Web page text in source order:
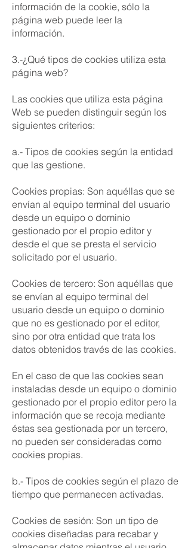
información de la cookie, sólo la
página web puede leer la
información.
3.-¿Qué tipos de cookies utiliza esta
página web?
Las cookies que utiliza esta página
Web se pueden distinguir según los
siguientes criterios:
a.- Tipos de cookies según la entidad
que las gestione.
Cookies propias: Son aquéllas que se
envían al equipo terminal del usuario
desde un equipo o dominio
gestionado por el propio editor y
desde el que se presta el servicio
solicitado por el usuario.
Cookies de tercero: Son aquéllas que
se envían al equipo terminal del
usuario desde un equipo o dominio
que no es gestionado por el editor,
sino por otra entidad que trata los
datos obtenidos través de las cookies.
En el caso de que las cookies sean
instaladas desde un equipo o dominio
gestionado por el propio editor pero la
información que se recoja mediante
éstas sea gestionada por un tercero,
no pueden ser consideradas como
cookies propias.
b.- Tipos de cookies según el plazo de
tiempo que permanecen activadas.
Cookies de sesión: Son un tipo de
cookies diseñadas para recabar y